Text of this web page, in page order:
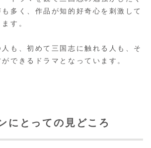
多く、作品が知的好奇心を刺激して
す。
も、初めて三国志に触れる人も、そ
できるドラマとなっています。
にとっての見どころ